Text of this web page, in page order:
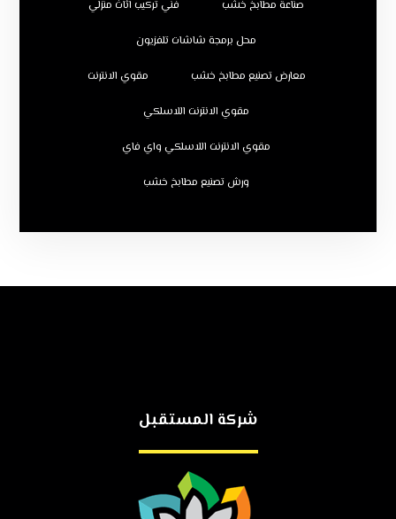
صناعة مطابخ خشب فني تركيب اثاث منزلي
محل برمجة شاشات تلفزيون
معارض تصنيع مطابخ خشب مقوي الانترنت
مقوي الانترنت اللاسلكي
مقوي الانترنت اللاسلكي واي فاي
ورش تصنيع مطابخ خشب
شركة المستقبل